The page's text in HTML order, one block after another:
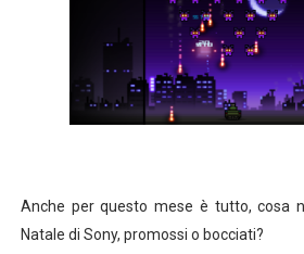
Anche per questo mese è tutto, cosa
Natale di Sony, promossi o bocciati?